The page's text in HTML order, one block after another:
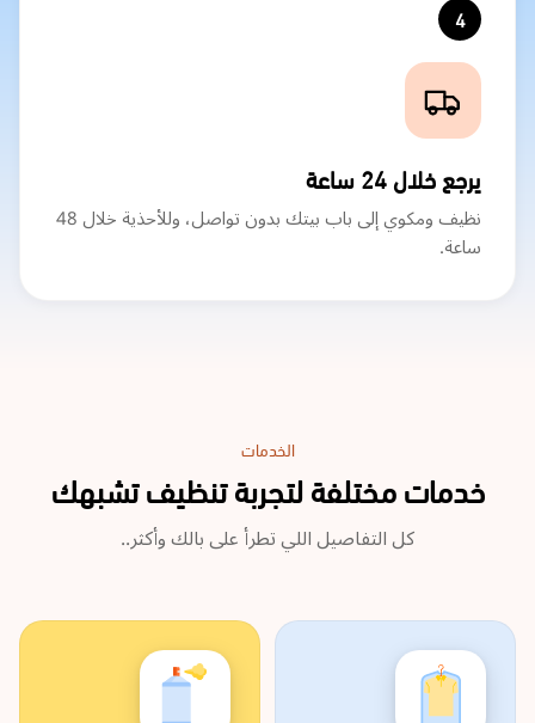
4
يرجع خلال 24 ساعة
نظيف ومكوي إلى باب بيتك بدون تواصل، وللأحذية خلال 48
ساعة.
الخدمات
خدمات مختلفة لتجربة تنظيف تشبهك
كل التفاصيل اللي تطرأ على بالك وأكثر..